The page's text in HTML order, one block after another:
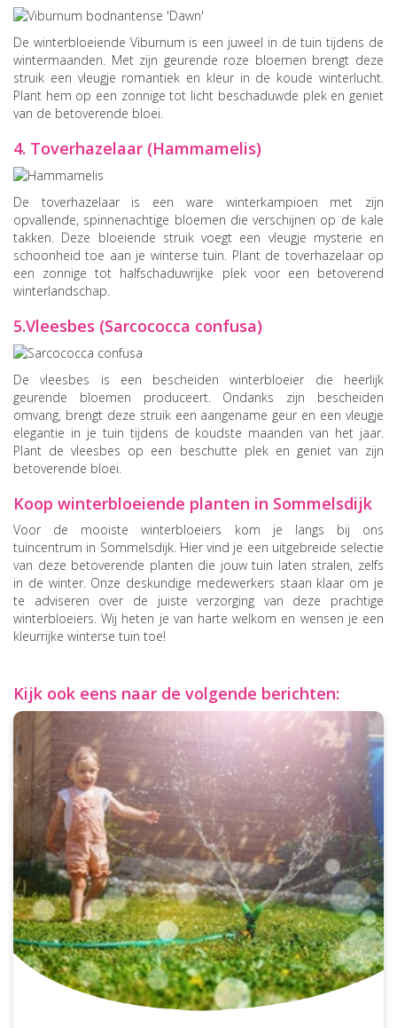
De winterbloeiende Viburnum is een juweel in de tuin tijdens de
wintermaanden. Met zijn geurende roze bloemen brengt deze
struik een vleugje romantiek en kleur in de koude winterlucht.
Plant hem op een zonnige tot licht beschaduwde plek en geniet
van de betoverende bloei.
4. Toverhazelaar (Hammamelis)
De toverhazelaar is een ware winterkampioen met zijn
opvallende, spinnenachtige bloemen die verschijnen op de kale
takken. Deze bloeiende struik voegt een vleugje mysterie en
schoonheid toe aan je winterse tuin. Plant de toverhazelaar op
een zonnige tot halfschaduwrijke plek voor een betoverend
winterlandschap.
5.Vleesbes (Sarcococca confusa)
De vleesbes is een bescheiden winterbloeier die heerlijk
geurende bloemen produceert. Ondanks zijn bescheiden
omvang, brengt deze struik een aangename geur en een vleugje
elegantie in je tuin tijdens de koudste maanden van het jaar.
Plant de vleesbes op een beschutte plek en geniet van zijn
betoverende bloei.
Koop winterbloeiende planten in Sommelsdijk
Voor de mooiste winterbloeiers kom je langs bij ons
tuincentrum in Sommelsdijk. Hier vind je een uitgebreide selectie
van deze betoverende planten die jouw tuin laten stralen, zelfs
in de winter. Onze deskundige medewerkers staan klaar om je
te adviseren over de juiste verzorging van deze prachtige
winterbloeiers. Wij heten je van harte welkom en wensen je een
kleurrijke winterse tuin toe!
Kijk ook eens naar de volgende berichten: